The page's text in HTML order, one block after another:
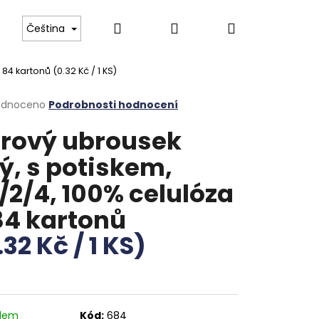
Tvrzené gastro sklo Luxusní příbory
Čeština Hledat PřihlášeníNákupní
kartonů (0.32 Kč / 1 KS)
Podrobnosti hodnocení
ubrousek
s potiskem,
4, 100% celulóza
kartonů
Kč / 1 KS)
Kód: 684